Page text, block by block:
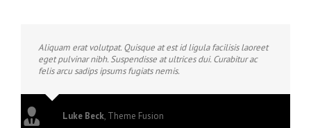
Aliquam erat volutpat. Quisque at est id ligula facilisis laoreet
eget pulvinar nibh. Suspendisse at ultrices dui. Curabitur ac
felis arcu sadips ipsums fugiats nemis.
Luke Beck, Theme Fusion